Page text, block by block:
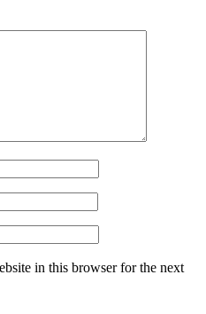
in this browser for the next